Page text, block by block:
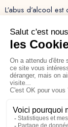
L’abus d’alcool
Recevez